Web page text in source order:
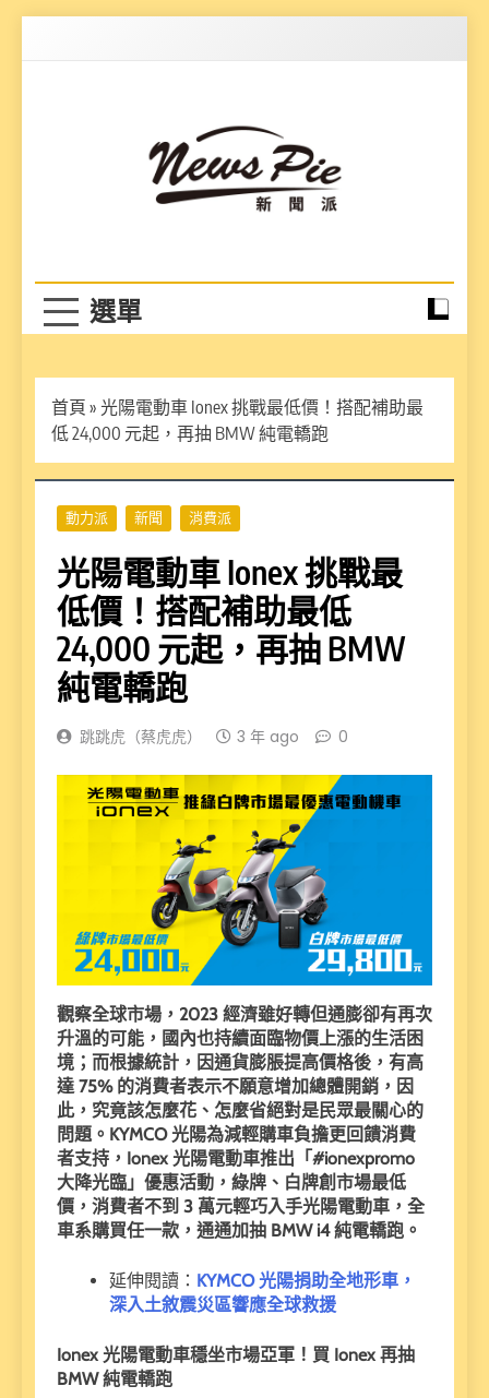
首頁 » 光陽電動車 Ionex 挑戰最低價！搭配補助最
低 24,000 元起，再抽 BMW 純電轎跑
動力派 新聞 消費派
光陽電動車 Ionex 挑戰最
低價！搭配補助最低
24,000 元起，再抽 BMW
純電轎跑
跳跳虎（蔡虎虎） 3 年 ago 0
觀察全球市場，2023 經濟雖好轉但通膨卻有再次
升溫的可能，國內也持續面臨物價上漲的生活困
境；而根據統計，因通貨膨脹提高價格後，有高
達 75% 的消費者表示不願意增加總體開銷，因
此，究竟該怎麼花、怎麼省絕對是民眾最關心的
問題。KYMCO 光陽為減輕購車負擔更回饋消費
者支持，Ionex 光陽電動車推出「#ionexpromo
大降光臨」優惠活動，綠牌、白牌創市場最低
價，消費者不到 3 萬元輕巧入手光陽電動車，全
車系購買任一款，通通加抽 BMW i4 純電轎跑。
延伸閱讀： KYMCO 光陽捐助全地形車，
深入土敘震災區響應全球救援
Ionex 光陽電動車穩坐市場亞軍！買 Ionex 再抽
BMW純電轎跑